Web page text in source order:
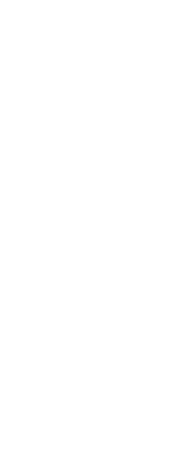
pupilem jest możliwy za